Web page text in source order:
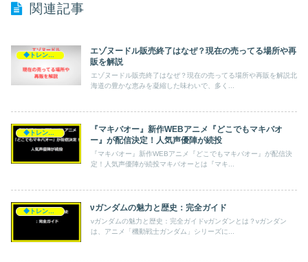
関連記事
エゾヌードル販売終了はなぜ？現在の売ってる場所や再
販を解説
エゾヌードル販売終了はなぜ？現在の売ってる場所や再販を解説北
海道の豊かな恵みを凝縮した味わいで、多く...
◆トレンド◆
『マキバオー』新作WEBアニメ『どこでもマキバオ
ー』が配信決定！人気声優陣が続投
『マキバオー』新作WEBアニメ『どこでもマキバオー』が配信決
定！人気声優陣が続投マキバオーとは『マキ...
◆トレンド◆ νガンダムの魅力と歴史：完全ガイド
νガンダムの魅力と歴史：完全ガイドνガンダンとは？νガンダン
は、アニメ「機動戦士ガンダム」シリーズに...